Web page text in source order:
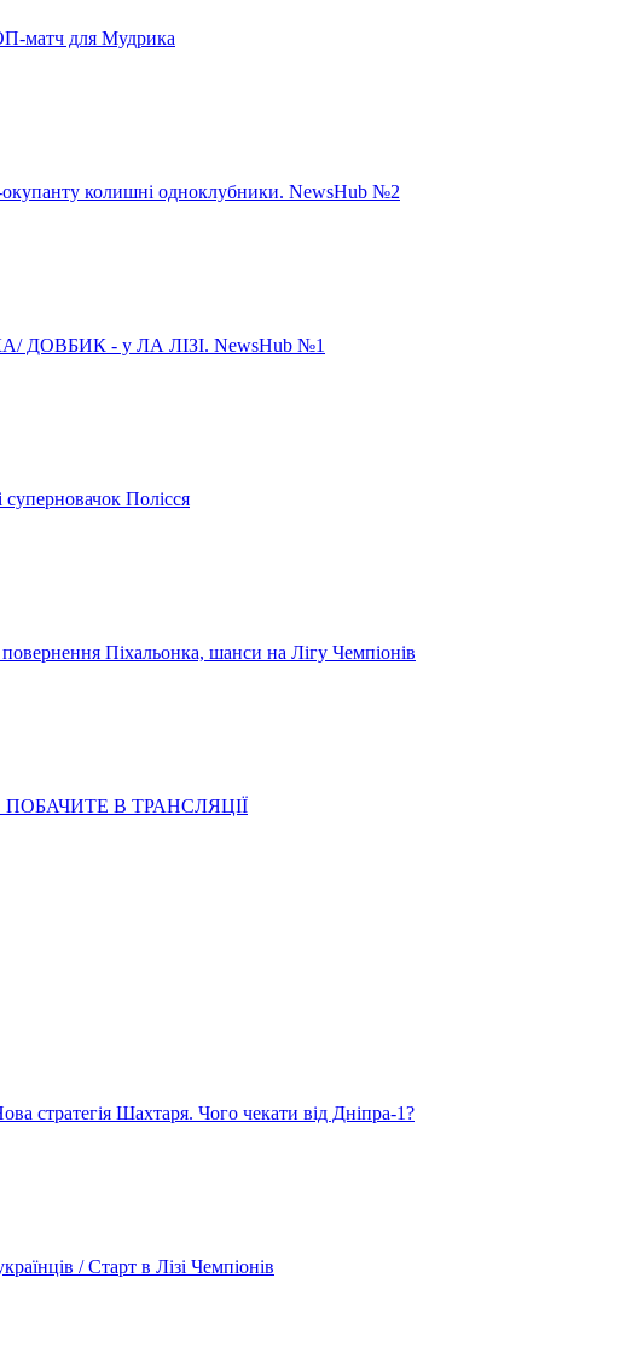
матч для Мудрика
окупанту колишні одноклубники. NewsHub №2
- у ЛА ЛІЗІ. NewsHub №1
Полісся
Піхальонка, шанси на Лігу Чемпіонів
В ТРАНСЛЯЦІЇ
стратегія Шахтаря. Чого чекати від Дніпра-1?
/ Старт в Лізі Чемпіонів